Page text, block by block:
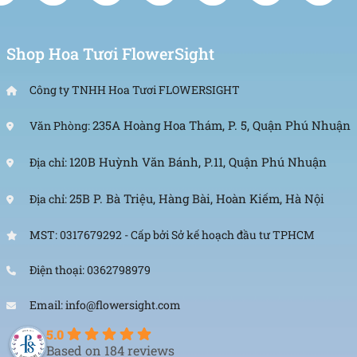
cảm, khiến nó trở thành món quà lý tưởng để bày
người đặc biệt.
Ngoài tình yêu, hoa lan hồ điệp hồng còn biểu
thanh lịch và cuốn hút, loài hoa này thường được
như tiệc cưới, buổi lễ kỷ niệm hay sự kiện quan
Shop Hoa Tươi FlowerSight
Công ty TNHH Hoa Tươi FLOWERSIGHT
Văn Phòng:235A Hoàng Hoa Thám, P. 5, Quận Phú Nhuận
Địa chỉ: 120B Huỳnh Văn Bánh, P.11, Quận Phú Nhuận
Địa chỉ:25B P. Bà Triệu, Hàng Bài, Hoàn Kiếm, Hà Nội
MST: 0317679292 - Cấp bởi Sở kế hoạch đầu tư TPHCM
Điện thoại: 0362798979
Email: info@flowersight.com
5.0
Based on 184 reviews